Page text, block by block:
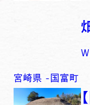
宮崎県 - 国富町